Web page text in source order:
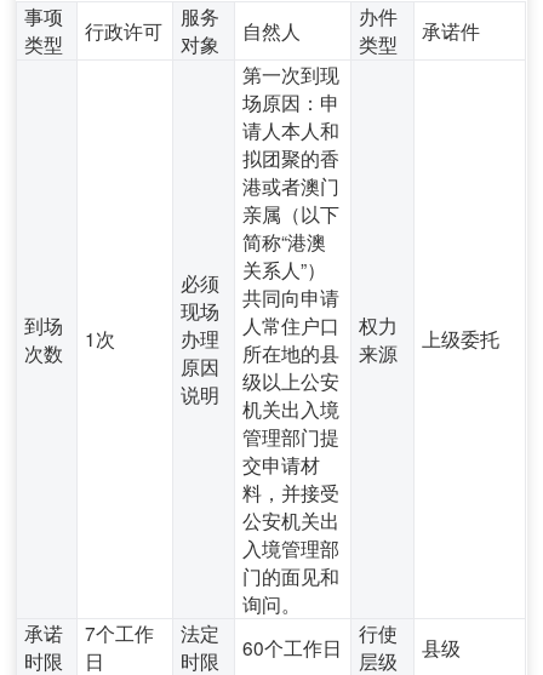
事项
类型
行政许可
服务
对象
自然人
办件
类型
承诺件
到场
次数
1次
必须
现场
办理
原因
说明
第一次到现
场原因：申
请人本人和
拟团聚的香
港或者澳门
亲属（以下
简称“港澳
关系人”）
共同向申请
人常住户口
所在地的县
级以上公安
机关出入境
管理部门提
交申请材
料，并接受
公安机关出
入境管理部
门的面见和
询问。
权力
来源
上级委托
承诺
时限
7个工作
日
法定
时限
60个工作日
行使
层级
县级